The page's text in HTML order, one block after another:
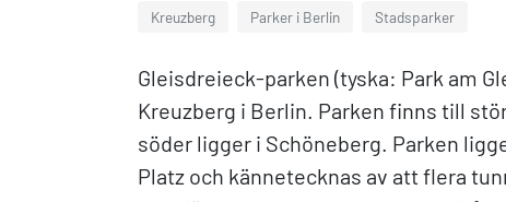
Kreuzberg Parker i Berlin Stadsparker
Gleisdreieck-parken (tyska: Park am
Kreuzberg i Berlin. Parken finns till
söder ligger i Schöneberg. Parken
Platz och kännetecknas av att flera